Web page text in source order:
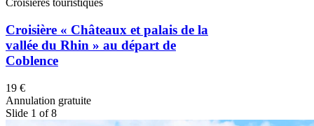
Croisières touristiques
Croisière « Châteaux et palais de la
vallée du Rhin » au départ de
Coblence
19 €
Annulation gratuite
Slide 1 of 8